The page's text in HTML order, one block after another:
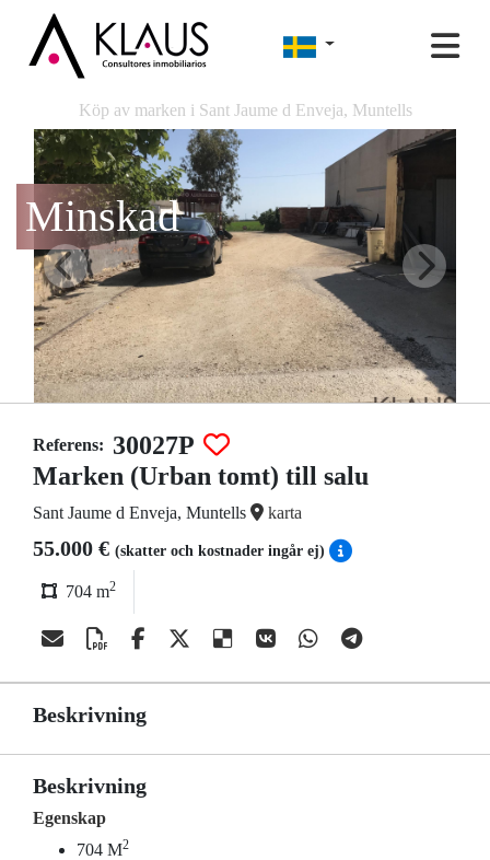
Köp av marken i Sant Jaume d Enveja, Muntells
Minskad
Referens: 30027P
Marken (Urban tomt) till salu
Sant Jaume d Enveja, Muntells karta
55.000 € (skatter och kostnader ingår ej)
704 m2
Beskrivning
Beskrivning
Egenskap
704 M2